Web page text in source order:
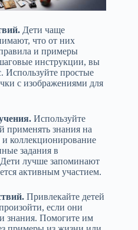
Дети чаще
что от них
и примеры
инструкции, вы
Используйте простые
с изображениями для
Используйте
применять знания на
и коллекционирование
задания в
лучше запоминают
активным участием.
Привлекайте детей
если они
знания. Помогите им